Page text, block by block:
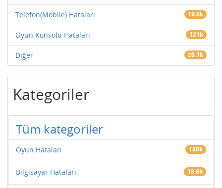
Telefon(Mobile) Hataları 19.6k
Oyun Konsolu Hataları 121k
Diğer 20.1k
Kategoriler
Tüm kategoriler
Oyun Hataları 180k
Bilgisayar Hataları 19.6k